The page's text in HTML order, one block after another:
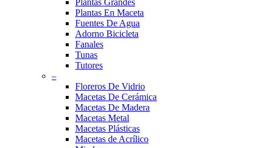
Plantas En Maceta
Fuentes De Agua
Adorno Bicicleta
Fanales
Tunas
Tutores
–
Floreros De Vidrio
Macetas De Cerámica
Macetas De Madera
Macetas Metal
Macetas Plásticas
Macetas de Acrílico